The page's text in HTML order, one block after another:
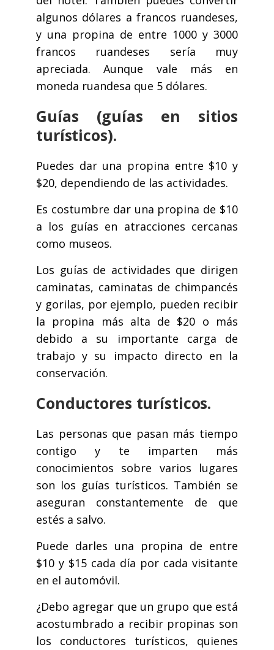
algunos dólares a francos ruandeses,
y una propina de entre 1000 y 3000
francos ruandeses sería muy
apreciada. Aunque vale más en
moneda ruandesa que 5 dólares.
Guías (guías en sitios
turísticos).
Puedes dar una propina entre $10 y
$20, dependiendo de las actividades.
Es costumbre dar una propina de $10
a los guías en atracciones cercanas
como museos.
Los guías de actividades que dirigen
caminatas, caminatas de chimpancés
y gorilas, por ejemplo, pueden recibir
la propina más alta de $20 o más
debido a su importante carga de
trabajo y su impacto directo en la
conservación.
Conductores turísticos.
Las personas que pasan más tiempo
contigo y te imparten más
conocimientos sobre varios lugares
son los guías turísticos. También se
aseguran constantemente de que
estés a salvo.
Puede darles una propina de entre
$10 y $15 cada día por cada visitante
en el automóvil.
¿Debo agregar que un grupo que está
acostumbrado a recibir propinas son
los conductores turísticos, quienes